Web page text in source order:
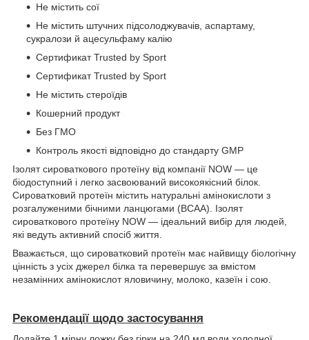
Не містить сої
Не містить штучних підсолоджувачів, аспартаму,
сукралози й ацесульфаму калію
Сертификат Trusted by Sport
Сертификат Trusted by Sport
Не містить стероїдів
Кошерний продукт
Без ГМО
Контроль якості відповідно до стандарту GMP
Ізолят сироваткового протеїну від компанії NOW — це
біодоступний і легко засвоюваний високоякісний білок.
Сироватковий протеїн містить натуральні амінокислоти з
розгалуженими бічними ланцюгами (BCAA). Ізолят
сироваткового протеїну NOW — ідеальний вибір для людей,
які ведуть активний спосіб життя.
Вважається, що сироватковий протеїн має найвищу біологічну
цінність з усіх джерел білка та перевершує за вмістом
незамінних амінокислот яловичину, молоко, казеїн і сою.
Рекомендації щодо застосування